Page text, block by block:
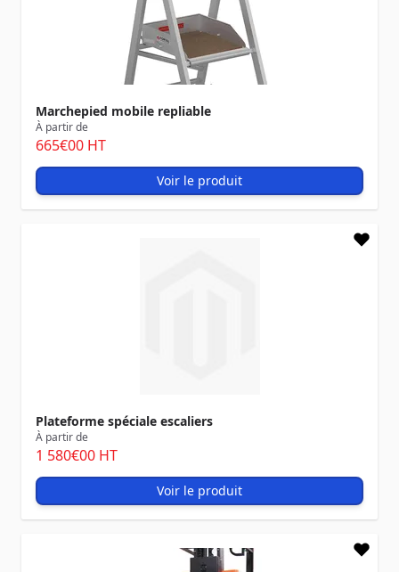
Marchepied mobile repliable
À partir de
665€00 HT
Voir le produit
Plateforme spéciale escaliers
À partir de
1 580€00 HT
Voir le produit